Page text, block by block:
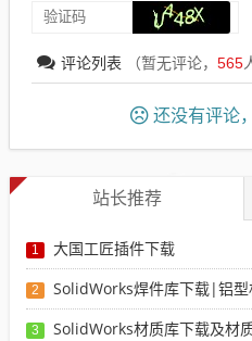
评论列表 （暂无评论， 565
还没有评论
站长推荐
1 大国工匠插件下载
2 SolidWorks焊件库下载|铝型材库
3 SolidWorks材质库下载及材